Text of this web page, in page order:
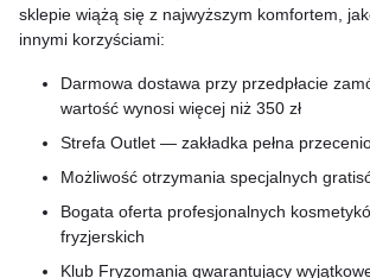
sklepie wiążą się z najwyższym komfortem,
innymi korzyściami:
Darmowa dostawa przy przedpłacie
wartość wynosi więcej niż 350 zł
Strefa Outlet — zakładka pełna
Możliwość otrzymania specjalnych
Bogata oferta profesjonalnych
fryzjerskich
Klub Fryzomania gwarantujący